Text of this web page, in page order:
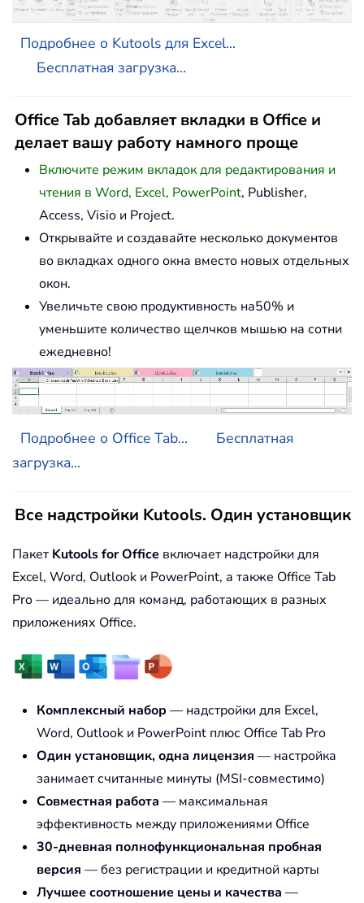
Подробнее о Kutools для Excel...
Бесплатная загрузка...
Office Tab добавляет вкладки в Office и
делает вашу работу намного проще
Включите режим вкладок для редактирования и
чтения в Word, Excel, PowerPoint, Publisher,
Access, Visio и Project.
Открывайте и создавайте несколько документов
во вкладках одного окна вместо новых отдельных
окон.
Увеличьте свою продуктивность на50% и
уменьшите количество щелчков мышью на сотни
ежедневно!
Подробнее о Office Tab...
Бесплатная
загрузка...
Все надстройки Kutools. Один установщик
Пакет Kutools for Office включает надстройки для
Excel, Word, Outlook и PowerPoint, а также Office Tab
Pro — идеально для команд, работающих в разных
приложениях Office.
Комплексный набор — надстройки для Excel,
Word, Outlook и PowerPoint плюс Office Tab Pro
Один установщик, одна лицензия — настройка
занимает считанные минуты (MSI-совместимо)
Совместная работа — максимальная
эффективность между приложениями Office
30-дневная полнофункциональная пробная
версия — без регистрации и кредитной карты
Лучшее соотношение цены и качества —